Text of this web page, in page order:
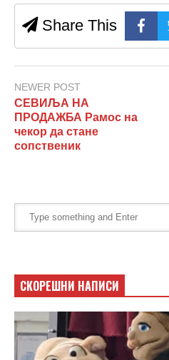
Share This
NEWER POST
СЕВИЉА НА
ПРОДАЖБА Рамос на
чекор да стане
сопственик
СКОРЕШНИ НАПИСИ